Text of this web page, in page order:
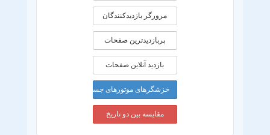
مرورگر بازدیدکنندگان
پربازدیدترین صفحات
بازدید آنلاین صفحات
خزشگرهای موتورهای جستجو
مقایسه بین دو تاریخ